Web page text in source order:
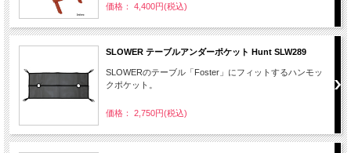
価格： 4,400円(税込)
SLOWER テーブルアンダーポケット Hunt SLW289
SLOWERのテーブル「Foster」にフィットするハンモッ
クポケット。
価格： 2,750円(税込)